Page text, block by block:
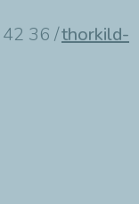
36 /thorkild-